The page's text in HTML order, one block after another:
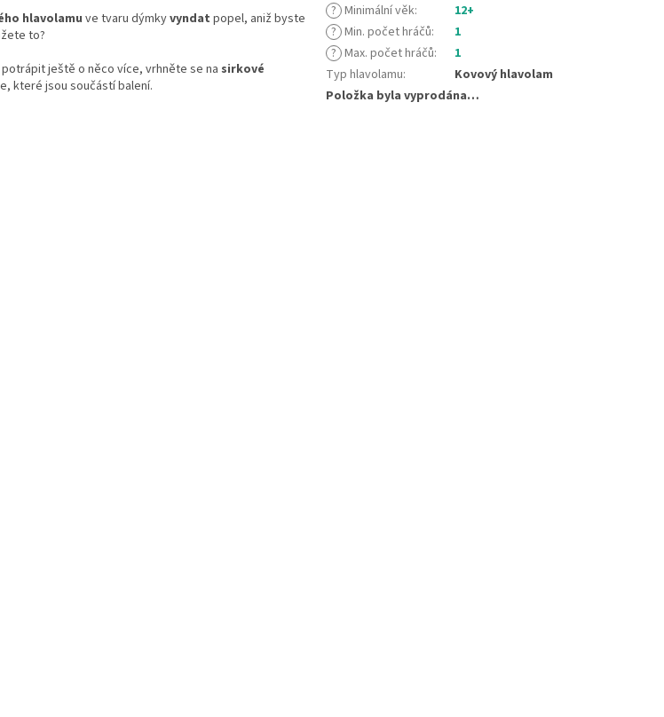
hlavolamuve tvaru dýmkyvyndat popel, aniž byste
to?
ještě o něco více, vrhněte se na sirkové
které jsou součástí balení.
? Minimální věk:
12+
? Min. počet hráčů:
1
? Max. počet hráčů:
1
Typ hlavolamu:
Kovový hlavolam
Položka byla vyprodána…